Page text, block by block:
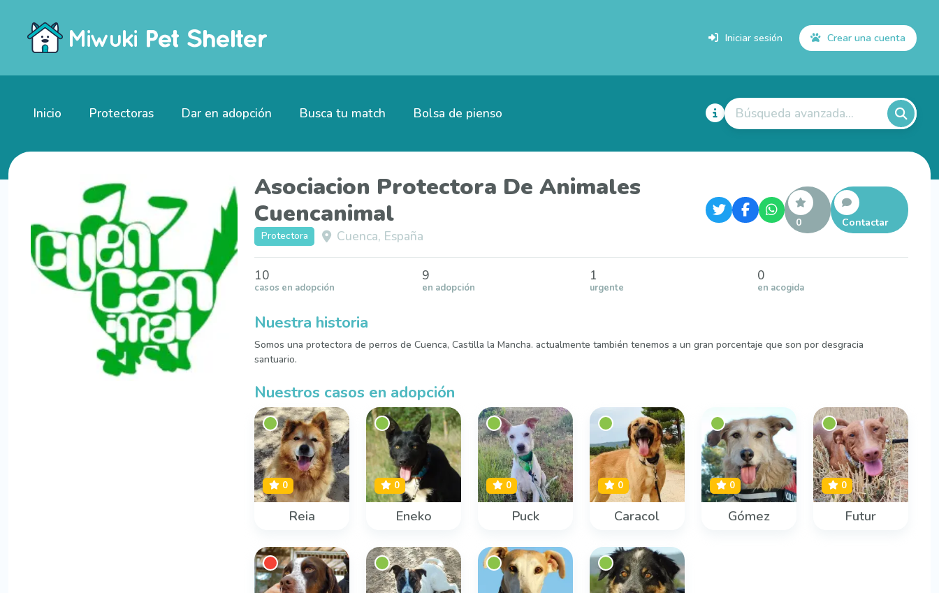
Iniciar sesión Crear una cuenta
Inicio Protectoras Dar en adopción Busca tu match Bolsa de pienso Búsqueda avanzada...
Asociacion Protectora De Animales
Cuencanimal
Protectora Cuenca, España
0 Contactar
10
casos en adopción
9
en adopción
1
urgente
0
en acogida
Nuestra historia
Somos una protectora de perros de Cuenca, Castilla la Mancha. actualmente también tenemos a un gran porcentaje que son por desgracia
santuario.
Nuestros casos en adopción
0
Reia
0
Eneko
0
Puck
0
Caracol
0
Gómez
0
Futur